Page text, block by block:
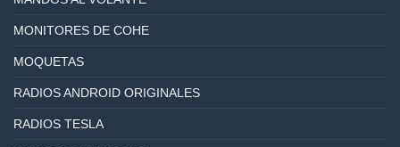
MONITORES DE COHE
MOQUETAS
RADIOS ANDROID ORIGINALES
RADIOS TESLA